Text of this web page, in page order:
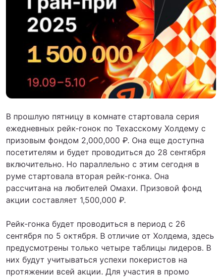
В прошлую пятницу в комнате стартовала серия
ежедневных рейк-гонок по Техасскому Холдему с
призовым фондом 2,000,000 ₽. Она еще доступна
посетителям и будет проводиться до 28 сентября
включительно. Но параллельно с этим сегодня в
руме стартовала вторая рейк-гонка. Она
рассчитана на любителей Омахи. Призовой фонд
акции составляет 1,500,000 ₽.
Рейк-гонка будет проводиться в период с 26
сентября по 5 октября. В отличие от Холдема, здесь
предусмотрены только четыре таблицы лидеров. В
них будут учитываться успехи покеристов на
протяжении всей акции. Для участия в промо